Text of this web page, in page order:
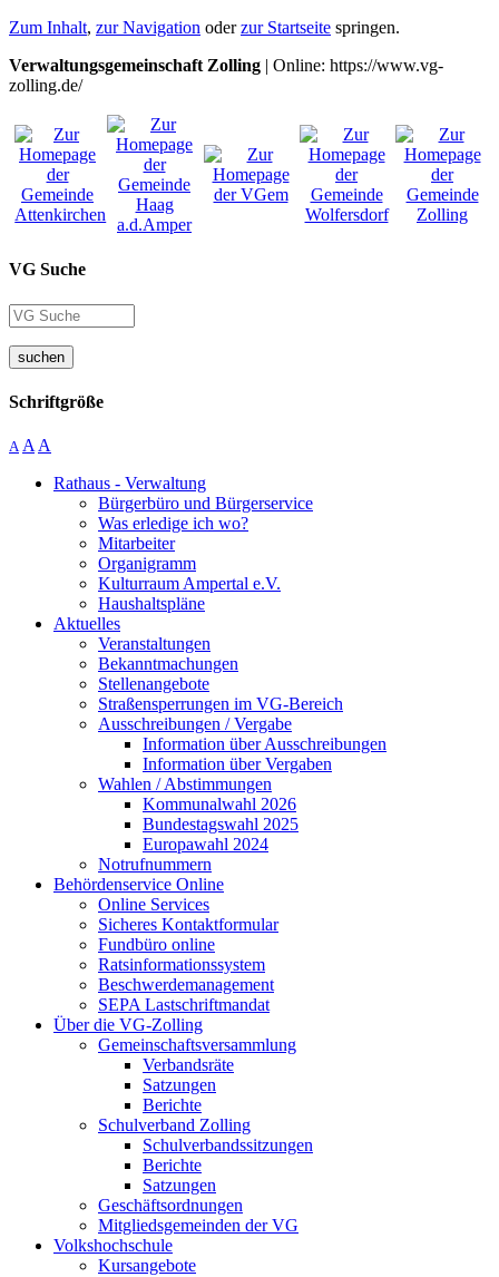
Zum Inhalt, zur Navigation oderzur Startseite springen.
Verwaltungsgemeinschaft Zolling | Online: https://www.vg-
zolling.de/
VG Suche
suchen
Schriftgröße
A A A
Rathaus - Verwaltung
Bürgerbüro und Bürgerservice
Was erledige ich wo?
Mitarbeiter
Organigramm
Kulturraum Ampertal e.V.
Haushaltspläne
Aktuelles
Veranstaltungen
Bekanntmachungen
Stellenangebote
Straßensperrungen im VG-Bereich
Ausschreibungen / Vergabe
Information über Ausschreibungen
Information über Vergaben
Wahlen / Abstimmungen
Kommunalwahl 2026
Bundestagswahl 2025
Europawahl 2024
Notrufnummern
Behördenservice Online
Online Services
Sicheres Kontaktformular
Fundbüro online
Ratsinformationssystem
Beschwerdemanagement
SEPA Lastschriftmandat
Über die VG-Zolling
Gemeinschaftsversammlung
Verbandsräte
Satzungen
Berichte
Schulverband Zolling
Schulverbandssitzungen
Berichte
Satzungen
Geschäftsordnungen
Mitgliedsgemeinden der VG
Volkshochschule
Kursangebote